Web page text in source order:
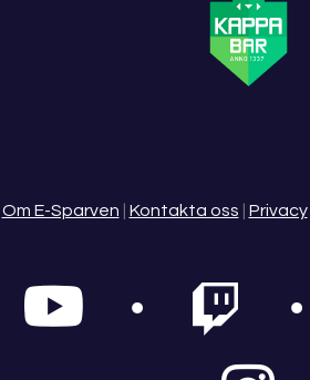
Om E-Sparven Kontakta oss Privacy|